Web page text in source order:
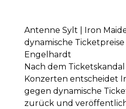
Antenne Sylt | Iron
dynamische
Engelhardt
Nach dem Ticketskandal
Konzerten entscheidet
gegen dynamische
zurück und